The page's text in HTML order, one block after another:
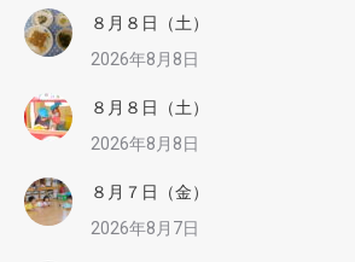
８月８日（土）
2026年8月8日
８月８日（土）
2026年8月8日
８月７日（金）
2026年8月7日